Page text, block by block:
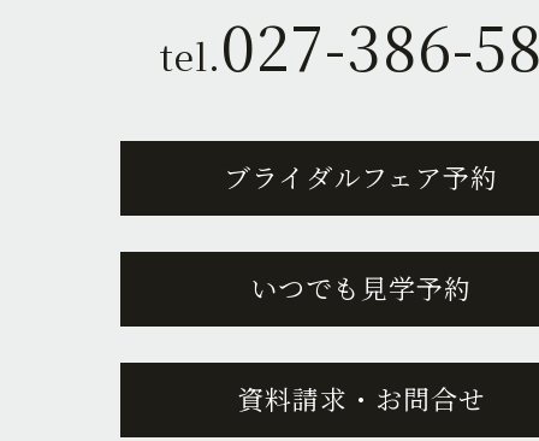
tel.027-386-
ブライダルフェア予約
いつでも見学予約
資料請求・お問合せ